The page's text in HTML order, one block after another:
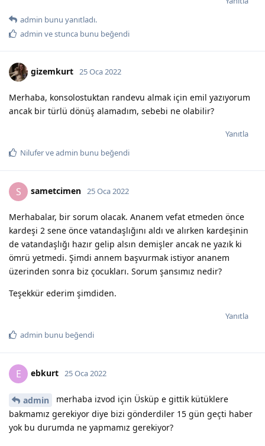
admin bunu yanıtladı.
admin vestunca bunu beğendi
gizemkurt 25 Oca 2022
Merhaba, konsolostuktan randevu almak için emil yazıyorum
ancak bir türlü dönüş alamadım, sebebi ne olabilir?
Yanıtla
Niluferveadmin bunu beğendi
S sametcimen 25 Oca 2022
Merhabalar, bir sorum olacak. Ananem vefat etmeden önce
kardeşi 2 sene önce vatandaşlığını aldı ve alırken kardeşinin
de vatandaşlığı hazır gelip alsın demişler ancak ne yazık ki
ömrü yetmedi. Şimdi annem başvurmak istiyor ananem
üzerinden sonra biz çocukları. Sorum şansımız nedir?
Teşekkür ederim şimdiden.
Yanıtla
admin bunu beğendi
E ebkurt 25 Oca 2022
admin
merhaba izvod için Üsküp e gittik kütüklere
bakmamız gerekiyor diye bizi gönderdiler 15 gün geçti haber
yok bu durumda ne yapmamız gerekiyor?